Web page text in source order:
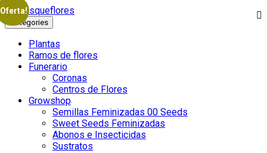
Categories
Plantas
Ramos de flores
Funerario
Coronas
Centros de Flores
Growshop
Semillas Feminizadas 00 Seeds
Sweet Seeds Feminizadas
Abonos e Insecticidas
Sustratos